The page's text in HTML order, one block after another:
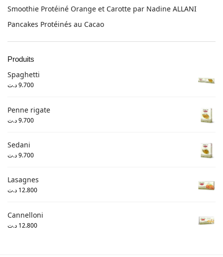
Smoothie Protéiné Orange et Carotte par Nadine ALLANI
Pancakes Protéinés au Cacao
Produits
Spaghetti
9.700د.ت
Penne rigate
9.700د.ت
Sedani
9.700د.ت
Lasagnes
12.800 د.ت
Cannelloni
12.800 د.ت